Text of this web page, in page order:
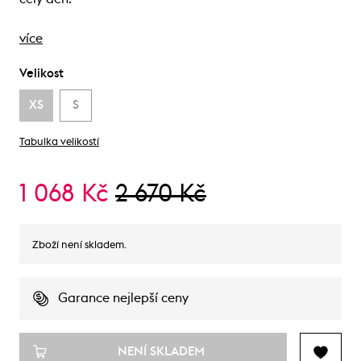
více
Velikost
XS S
Tabulka velikostí
1 068 Kč 2 670 Kč
Zboží není skladem.
Garance nejlepší ceny
NENÍ SKLADEM